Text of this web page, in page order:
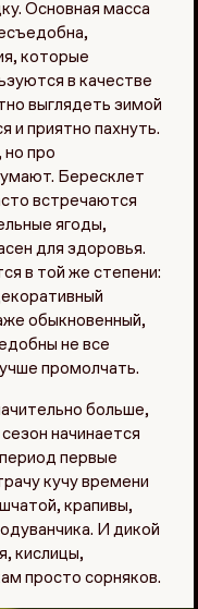
Основная масса
которые
в качестве
выглядеть зимой
и приятно пахнуть.
про
Бересклет
встречаются
ягоды,
для здоровья.
в той же степени:
обыкновенный,
не все
промолчать.
больше,
начинается
первые
кучу времени
крапивы,
И дикой
кислицы,
просто сорняков.